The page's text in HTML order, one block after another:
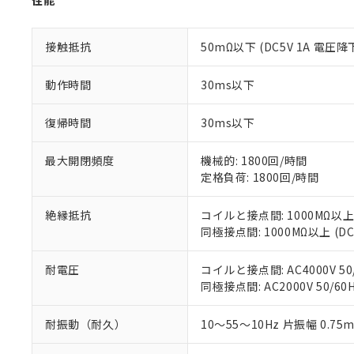
接触抵抗 50mΩ以下 (DC5V 1A 電圧降
動作時間 30ms以下
復帰時間 30ms以下
最大開閉頻度
機械的: 1800回/時間
定格負荷: 1800回/時間
絶縁抵抗
コイルと接点間: 1000MΩ以
同極接点間: 1000MΩ以上
耐電圧
コイルと接点間: AC4000V
同極接点間: AC2000V 50/
耐振動（耐久） 10～55～10Hz 片振幅
のであり、
い。
マイパーツ
ている必要が
お客様が当
が、当社の
さい。
※当社の共
いる法人を指
※3 非含有証明
下記の非含有証明
51物質の非含有証
※本証明書は発行
また、RoHS指令
既に当社にて対応
り割愛しておりま
Cr(Ⅵ)(六価クロム) :
DBP(フタル酸ジブチル
DEHP(フタル酸ビス(2-
※2 環境保護使
味します。
「－」：未確認で
ます。
当社は貴社
置等に一切
○ 一定数以
空
受注生